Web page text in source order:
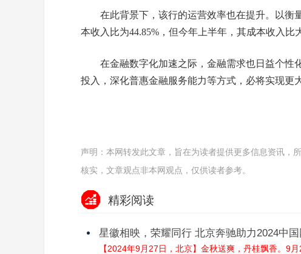
在此背景下，该行的运营效率也在提升。以衡
本收入比为44.85%，但今年上半年，其成本收入比
在金融数字化加速之际，金融需求也日益个性
投入，深化普惠金融服务能力等方式，必将实现更
声明：本网转发此文章，旨在为读者提供更多信息资讯，
核实，文章观点非本网观点，仅供读者参考。
精彩阅读
星徽相映，荣耀同行 北京奔驰助力2024中
【2024年9月27日，北京】金秋送爽，丹桂飘香。9